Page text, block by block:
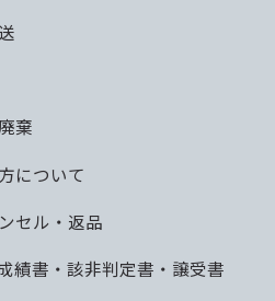
棄
について
セル・返品
績書・該非判定書・譲受書